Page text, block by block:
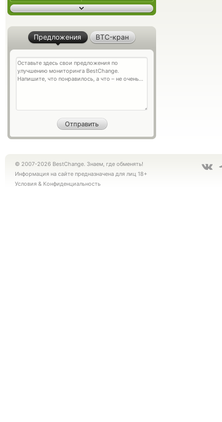
Предложения BTC-кран
© 2007-2026 BestChange. Знаем, где обменять!
Информация на сайте предназначена для лиц 18+
Условия & Конфиденциальность